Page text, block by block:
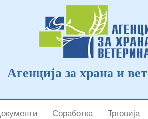
Агенција за храна и
Соработка Трговија